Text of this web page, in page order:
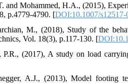
and Mohammed, H.A., (2015),
p.4779-4790. [DOI:10.1007/
M., (2018), Study of the
Vol. 18(3), p.117-130. [
P.R., (2017), A study on load
A.J., (2013), Model footing